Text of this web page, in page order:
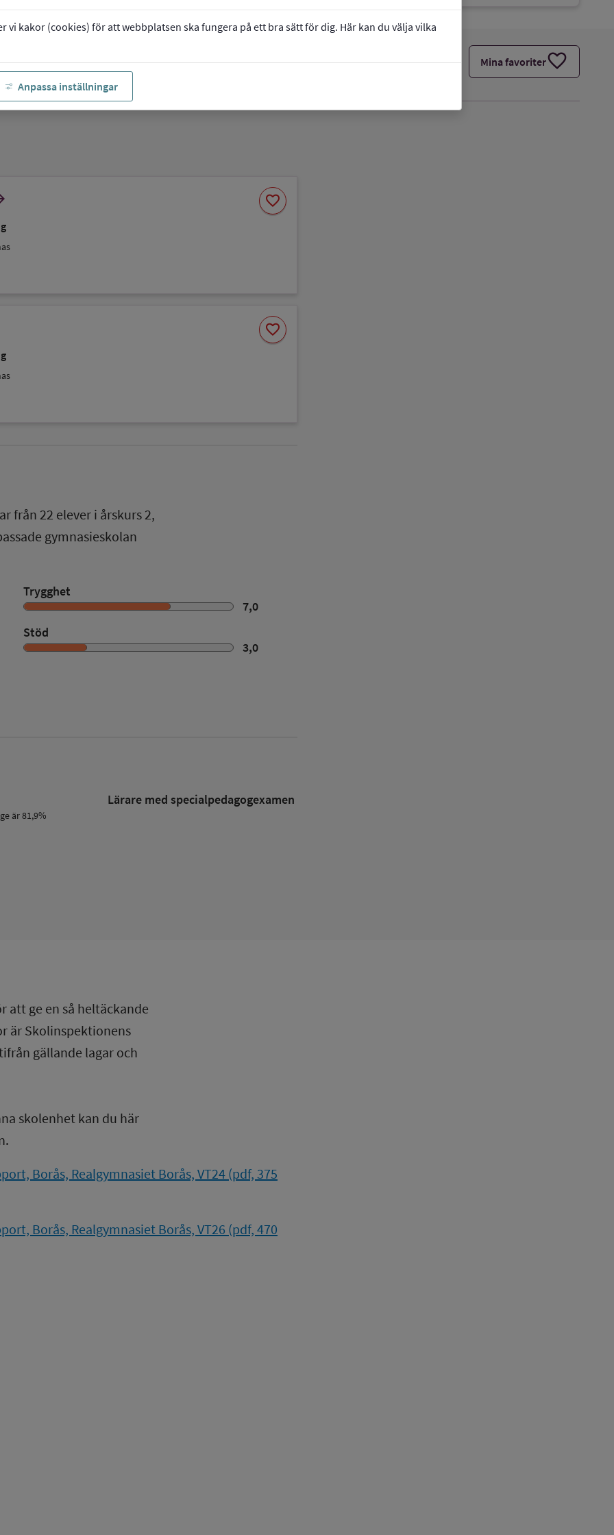
vi kakor (cookies) för att webbplatsen ska fungera på ett bra sätt för dig. Här kan du välja vilka
Anpassa inställningar
Mina favoriterfavorite
favorite
Spara
som
favorite
Spara
som
från 22 elever i årskurs 2,
gymnasieskolan
Trygghet
7,0
Stöd
3,0
är 81,9%
Lärare med specialpedagog­examen
att ge en så heltäckande
är Skolinspektionens
gällande lagar och
skolenhet kan du här
Borås, Realgymnasiet Borås, VT24 (pdf, 375
Borås, Realgymnasiet Borås, VT26 (pdf, 470